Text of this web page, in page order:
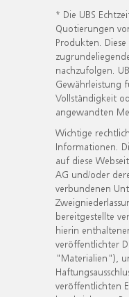
* Die UBS
Quotierungen
Produkten.
nachzufolgen.
Gewährleistung
Vollständigkeit
angewandten
Wichtige
Informationen.
auf diese
AG und/oder
verbundenen
bereitgestellte
hierin
veröffentlichter
"Materialien"),
veröffentlichten